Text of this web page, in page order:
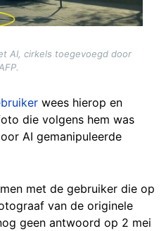
AI, cirkels toegevoegd door
wees hierop en
die volgens hem was
AI gemanipuleerde
met de gebruiker die op
van de originele
geen antwoord op 2 mei